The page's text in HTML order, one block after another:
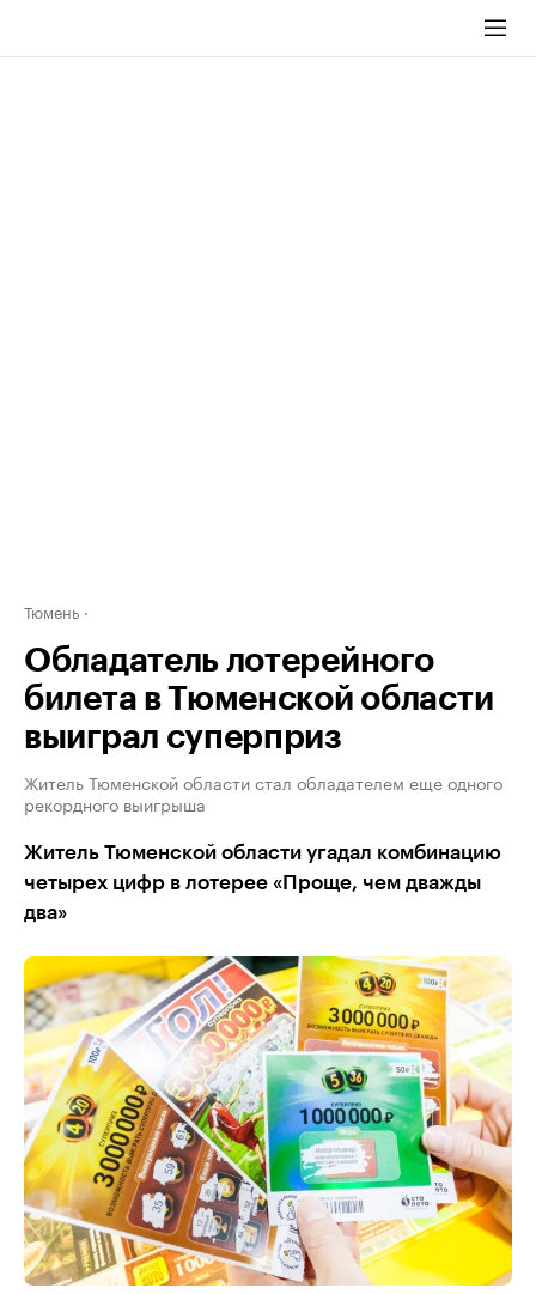
Тюмень
Обладатель лотерейного
билета в Тюменской области
выиграл суперприз
Житель Тюменской области стал обладателем еще одного
рекордного выигрыша
Житель Тюменской области угадал комбинацию
четырех цифр в лотерее «Проще, чем дважды
два»